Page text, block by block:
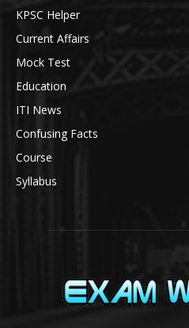
KPSC Helper
Current Affairs
Mock Test
Education
ITI News
Confusing Facts
Course
Syllabus